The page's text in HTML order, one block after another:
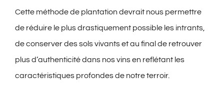
Cette méthode de plantation devrait nous permettre
de réduire le plus drastiquement possible les intrants,
de conserver des sols vivants et au final de retrouver
plus d’authenticité dans nos vins en reflétant les
caractéristiques profondes de notre terroir.